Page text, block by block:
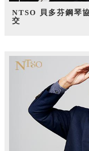
NTSO 貝多芬鋼琴
交